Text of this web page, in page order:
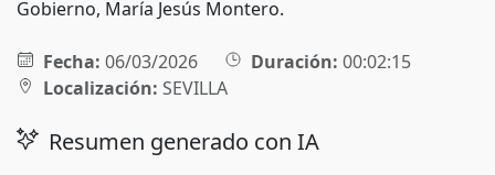
Gobierno, María Jesús Montero.
Fecha: 06/03/2026 Duración: 00:02:15
Localización: SEVILLA
Resumen generado con IA